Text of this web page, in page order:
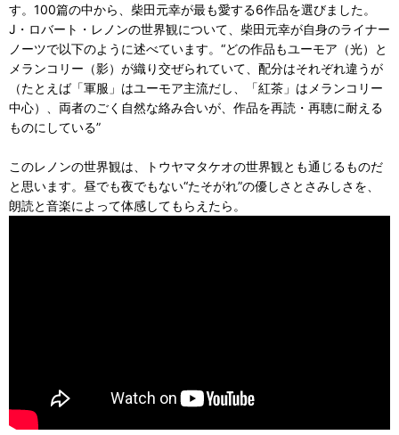
す。100篇の中から、柴田元幸が最も愛する6作品を選びました。
J・ロバート・レノンの世界観について、柴田元幸が自身のライナー
ノーツで以下のように述べています。“どの作品もユーモア（光）と
メランコリー（影）が織り交ぜられていて、配分はそれぞれ違うが
（たとえば「軍服」はユーモア主流だし、「紅茶」はメランコリー
中心）、両者のごく自然な絡み合いが、作品を再読・再聴に耐える
ものにしている”
このレノンの世界観は、トウヤマタケオの世界観とも通じるものだ
と思います。昼でも夜でもない“たそがれ”の優しさとさみしさを、
朗読と音楽によって体感してもらえたら。